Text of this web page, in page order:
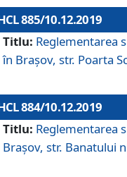
885/10.12.2019
Titlu: Reglementarea
în Brașov, str. Poarta
884/10.12.2019
Titlu: Reglementarea
Brașov, str. Banatului